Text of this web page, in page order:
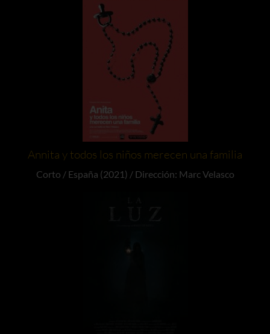
Annita y todos los niños merecen una familia
Corto / España (2021) / Dirección: Marc Velasco